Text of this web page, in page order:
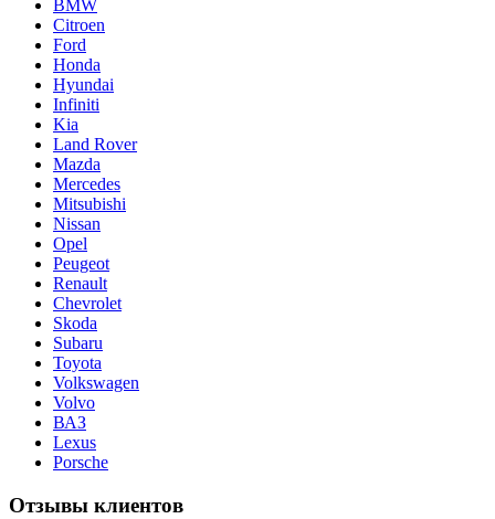
BMW
Citroen
Ford
Honda
Hyundai
Infiniti
Kia
Land Rover
Mazda
Mercedes
Mitsubishi
Nissan
Opel
Peugeot
Renault
Chevrolet
Skoda
Subaru
Toyota
Volkswagen
Volvo
ВАЗ
Lexus
Porsche
Отзывы клиентов